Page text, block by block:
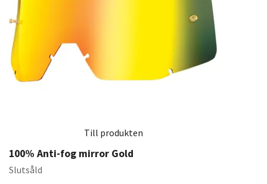
Till produkten
100% Anti-fog mirror Gold
Slutsåld